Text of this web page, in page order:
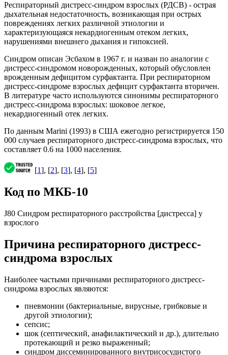
Респираторный дистресс-синдром взрослых (РДСВ) - острая
дыхательная недостаточность, возникающая при острых
повреждениях легких различной этиологии и
характеризующаяся некардиогенным отеком легких,
нарушениями внешнего дыхания и гипоксией.
Синдром описан Эсбахом в 1967 г. и назван по аналогии с
дистресс-синдромом новорожденных, который обусловлен
врожденным дефицитом сурфактанта. При респираторном
дистресс-синдроме взрослых дефицит сурфактанта вторичен.
В литературе часто используются синонимы респираторного
дистресс-синдрома взрослых: шоковое легкое,
некардиогенный отек легких.
По данным Marini (1993) в США ежегодно регистрируется 150
000 случаев респираторного дистресс-синдрома взрослых, что
составляет 0.6 на 1000 населения.
[1], [2], [3], [4], [5]
Код по МКБ-10
J80 Синдром респираторного расстройства [дистресса] у
взрослого
Причина респираторного дистресс-
синдрома взрослых
Наиболее частыми причинами респираторного дистресс-
синдрома взрослых являются:
пневмонии (бактериальные, вирусные, грибковые и
другой этиологии);
сепсис;
шок (септический, анафилактический и др.), длительно
протекающий и резко выраженный;
синдром диссеминированного внутрисосудистого